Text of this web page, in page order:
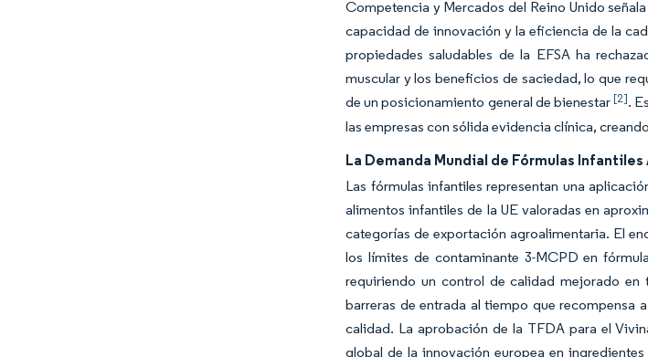
Competencia y Mercados del Reino Unido
capacidad de innovación y la eficiencia de la
propiedades saludables de la EFSA ha
muscular y los beneficios de saciedad, lo que
de un posicionamiento general de bienestar[2].
las empresas con sólida evidencia clínica,
La Demanda Mundial de Fórmulas
Las fórmulas infantiles representan una
alimentos infantiles de la UE valoradas en
categorías de exportación agroalimentaria. El
los límites de contaminante 3-MCPD en
requiriendo un control de calidad mejorado
barreras de entrada al tiempo que recompensa
calidad. La aprobación de la TFDA para el
global de la innovación europea en